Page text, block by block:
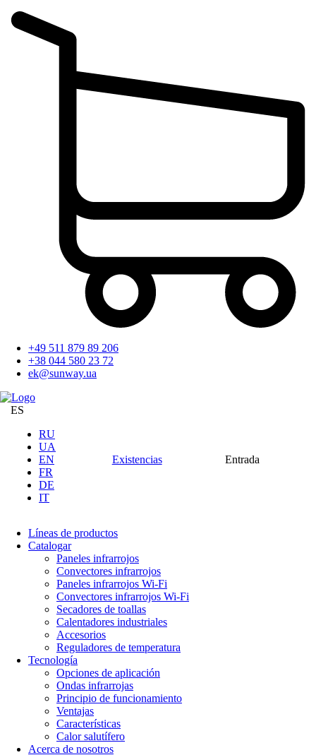
+49 511 879 89 206
+38 044 580 23 72
ek@sunway.ua
ES
RU
UA
EN
FR
DE
IT
Existencias Entrada
Líneas de productos
Catalogar
Paneles infrarrojos
Convectores infrarrojos
Paneles infrarrojos Wi-Fi
Convectores infrarrojos Wi-Fi
Secadores de toallas
Calentadores industriales
Accesorios
Reguladores de temperatura
Tecnología
Opciones de aplicación
Ondas infrarrojas
Principio de funcionamiento
Ventajas
Características
Calor salutífero
Acerca de nosotros